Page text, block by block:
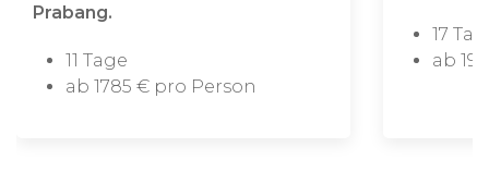
Prabang.
11 Tage
ab 1785 € pro Person
17
ab